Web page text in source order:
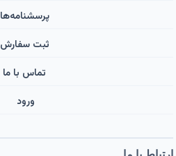
پرسشنامه‌ها
ثبت سفارش
تماس با ما
ورود ‌